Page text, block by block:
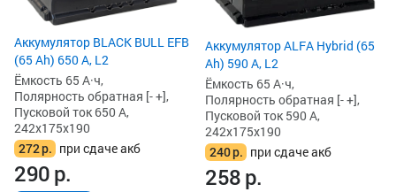
Аккумулятор BLACK BULL EFB
(65 Ah) 650 А, L2
Ёмкость 65 А·ч,
Полярность обратная [- +],
Пусковой ток 650 А,
242x175x190
272р. при сдаче акб
290р.
Аккумулятор ALFA Hybrid (65
Ah) 590 А, L2
Ёмкость 65 А·ч,
Полярность обратная [- +],
Пусковой ток 590 А,
242x175x190
240р. при сдаче акб
258р.